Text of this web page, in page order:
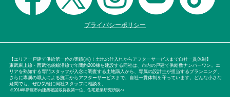
プライバシーポリシー
【エリア一戸建て供給第一位の実績(※)！土地の仕入れからアフターサービスまで自社一貫体制】
東武東上線・西武池袋線沿線で年間約200棟を建設する同社は、市内の戸建て供給数ナンバーワン。エ
リアを熟知する専門スタッフが入念に調査する土地購入から、専属の設計士が担当するプランニング、
さらに専属の職人による施工からアフターサービスまで、自社一貫体制を守っています。どんな小さな
疑問でも、ぜひ気軽に同社スタッフに相談を。
※2014年新座市内建築確認取得数第一位。住宅産業研究所調べ